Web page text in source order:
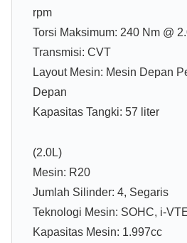
rpm
Torsi Maksimum: 240 Nm @
Transmisi: CVT
Layout Mesin: Mesin Depan
Depan
Kapasitas Tangki: 57 liter
(2.0L)
Mesin: R20
Jumlah Silinder: 4, Segaris
Teknologi Mesin: SOHC, i-
Kapasitas Mesin: 1.997cc